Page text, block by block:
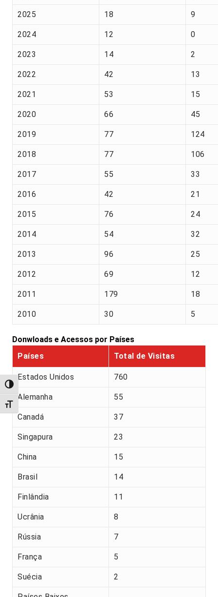
Alternar alto contraste
Alternar tamanho da fonte
2025 18 9
2024 12 0
2023 14 2
2022 42 13
2021 53 15
2020 66 45
2019 77 124
2018 77 106
2017 55 33
2016 42 21
2015 76 24
2014 54 32
2013 96 25
2012 69 12
2011 179 18
2010 30 5
Donwloads e Acessos por Países
Países
Total de Visitas
Estados Unidos 760
Alemanha 55
Canadá 37
Singapura 23
China 15
Brasil 14
Finlândia 11
Ucrânia 8
Rússia 7
França 5
Suécia 2